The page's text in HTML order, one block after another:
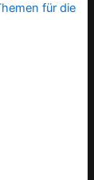
für die